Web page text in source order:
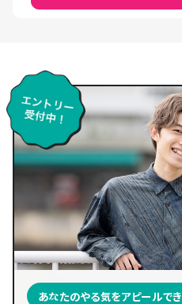
あなたのやる気をアピールで